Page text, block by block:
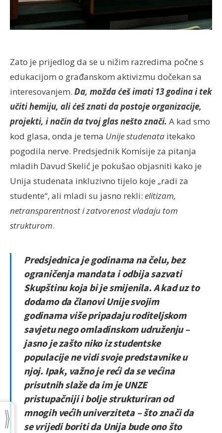
Zato je prijedlog da se u nižim razredima počne s
edukacijom o građanskom aktivizmu dočekan sa
interesovanjem. Da, možda ćeš imati 13 godina i tek
učiti hemiju, ali ćeš znati da postoje organizacije,
projekti, i način da tvoj glas nešto znači. A kad smo
kod glasa, onda je tema Unije studenata itekako
pogodila nerve. Predsjednik Komisije za pitanja
mladih Davud Skelić je pokušao objasniti kako je
Unija studenata inkluzivno tijelo koje „radi za
studente“, ali mladi su jasno rekli: elitizam,
netransparentnost i zatvorenost vladaju tom
strukturom.
Predsjednica je godinama na čelu, bez
ograničenja mandata i odbija sazvati
Skupštinu koja bi je smijenila. A kad uz to
dodamo da članovi Unije svojim
godinama više pripadaju roditeljskom
savjetu nego omladinskom udruženju –
jasno je zašto niko iz studentske
populacije ne vidi svoje predstavnike u
njoj. Ipak, važno je reći da se većina
prisutnih slaže da im je UNZE
pristupačniji i bolje strukturiran od
mnogih većih univerziteta – što znači da
se vrijedi boriti da Unija bude ono što